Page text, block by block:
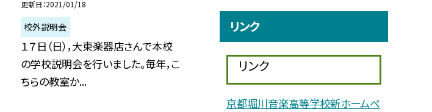
更新日 2021/01/18
校外説明会
１７日（日），大東楽器店さんで本校
の学校説明会を行いました。毎年，こ
ちらの教室か...
リンク
リンク
京都堀川音楽高等学校新ホームペ